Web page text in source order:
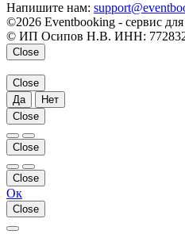
Напишите нам:
©2026 Eventbooking - сервис
© ИП Осипов Н.В. ИНН:
Close
Close
Да
Нет
Close
Close
Close
Ок
Close